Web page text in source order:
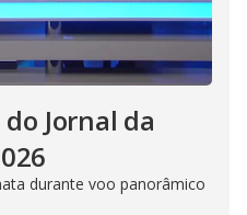
Jornal da
durante voo panorâmico